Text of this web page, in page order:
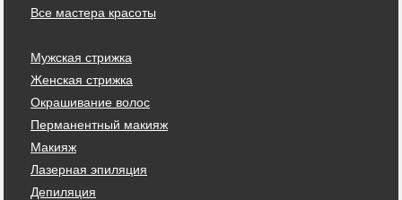
Все мастера красоты
Мужская стрижка
Женская стрижка
Окрашивание волос
Перманентный макияж
Макияж
Лазерная эпиляция
Депиляция